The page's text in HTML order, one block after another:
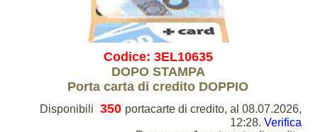
Codice: 3EL10635
DOPO STAMPA
Porta carta di credito DOPPIO
Disponibili 350 portacarte di credito, al 08.07.2026,
12:28. Verifica